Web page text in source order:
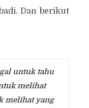
Dan berikut
untuk tahu
melihat
melihat yang